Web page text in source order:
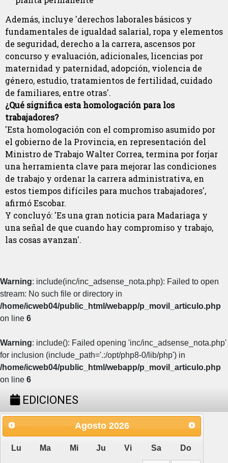
Además, incluye 'derechos laborales básicos y
fundamentales de igualdad salarial, ropa y elementos
de seguridad, derecho a la carrera, ascensos por
concurso y evaluación, adicionales, licencias por
maternidad y paternidad, adopción, violencia de
género, estudio, tratamientos de fertilidad, cuidado
de familiares, entre otras'.
¿Qué significa esta homologación para los
trabajadores?
'Esta homologación con el compromiso asumido por
el gobierno de la Provincia, en representación del
Ministro de Trabajo Walter Correa, termina por forjar
una herramienta clave para mejorar las condiciones
de trabajo y ordenar la carrera administrativa, en
estos tiempos difíciles para muchos trabajadores',
afirmó Escobar.
Y concluyó: 'Es una gran noticia para Madariaga y
una señal de que cuando hay compromiso y trabajo,
las cosas avanzan'.
Warning: include(inc/inc_adsense_nota.php): Failed to open
stream: No such file or directory in
/home/icweb04/public_html/webapp/p_movil_articulo.php
on line 6
Warning: include(): Failed opening 'inc/inc_adsense_nota.php'
for inclusion (include_path='.:/opt/php8-0/lib/php') in
/home/icweb04/public_html/webapp/p_movil_articulo.php
on line 6
EDICIONES
Agosto 2026
Lu Ma Mi Ju Vi Sa Do